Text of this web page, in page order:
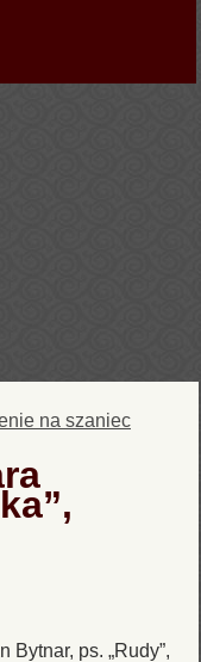
na szaniec
Bytnar, ps. „Rudy”,